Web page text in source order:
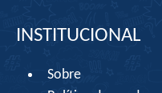
INSTITUCIONAL
Sobre